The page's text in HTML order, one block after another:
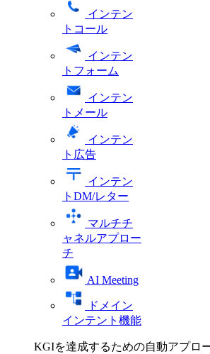
インテン
トコール
インテン
トフォーム
インテン
トメール
インテン
ト広告
インテン
トDM/レター
マルチチ
ャネルアプロー
チ
AI Meeting
ドメイン
インテント機能
KGIを達成するための自動アプロ